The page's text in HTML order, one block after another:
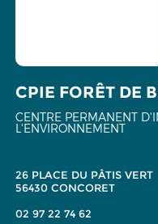
CPIE FORÊT DE
CENTRE PERMANENT
L'ENVIRONNEMENT
26 PLACE DU PÂTIS VERT
56430 CONCORET
02 97 22 74 62